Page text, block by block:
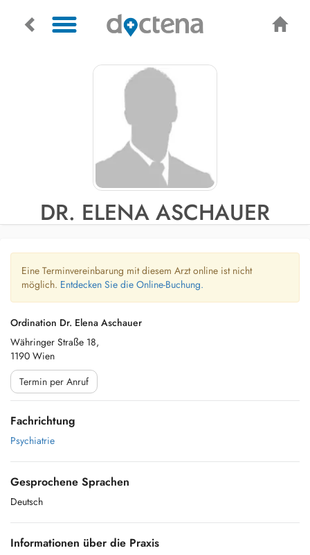
DR. ELENA ASCHAUER
Eine Terminvereinbarung mit diesem Arzt online ist nicht
möglich. Entdecken Sie die Online-Buchung.
Ordination Dr. Elena Aschauer
Währinger Straße 18,
1190 Wien
Termin per Anruf
Fachrichtung
Psychiatrie
Gesprochene Sprachen
Deutsch
Informationen über die Praxis